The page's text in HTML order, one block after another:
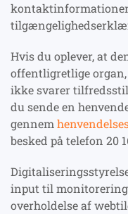
Hvis du oplever, at
offentligretlige
ikke svarer
du sende en
gennem
besked på telefon 20
input til
overholdelse af